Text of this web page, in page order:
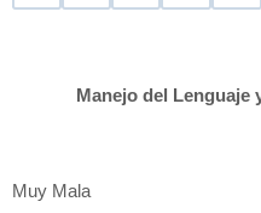
Manejo del Lenguaje
Muy Mala